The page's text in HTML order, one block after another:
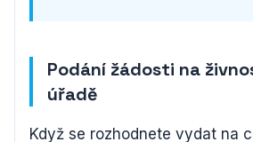
Podání žádosti na
úřadě
Když se rozhodnete vydat na